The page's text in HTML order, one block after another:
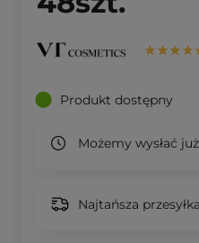
Produkt dostępny
Możemy wysłać
Najtańsza